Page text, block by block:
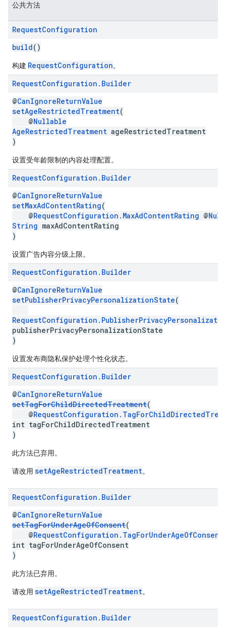
公共方法
RequestConfiguration
build()
构建 RequestConfiguration。
RequestConfiguration . Builder
@CanIgnoreReturnValue
setAgeRestrictedTreatment(
@Nullable
AgeRestrictedTreatment ageRestrictedTreatment
)
设置受年龄限制的内容处理配置。
RequestConfiguration . Builder
@CanIgnoreReturnValue
setMaxAdContentRating(
@RequestConfiguration.MaxAdContentRating @
String maxAdContentRating
)
设置广告内容分级上限。
RequestConfiguration . Builder
@CanIgnoreReturnValue
setPublisherPrivacyPersonalizationState(
publisherPrivacyPersonalizationState
)
设置发布商隐私保护处理个性化状态。
RequestConfiguration . Builder
@CanIgnoreReturnValue
setTagForChildDirectedTreatment(
@
int tagForChildDirectedTreatment
)
此方法已弃用。
请改用 setAgeRestrictedTreatment。
RequestConfiguration . Builder
@CanIgnoreReturnValue
setTagForUnderAgeOfConsent(
@RequestConfiguration.TagForUnderAgeOfConsent
int tagForUnderAgeOfConsent
)
此方法已弃用。
请改用 setAgeRestrictedTreatment。
RequestConfiguration . Builder